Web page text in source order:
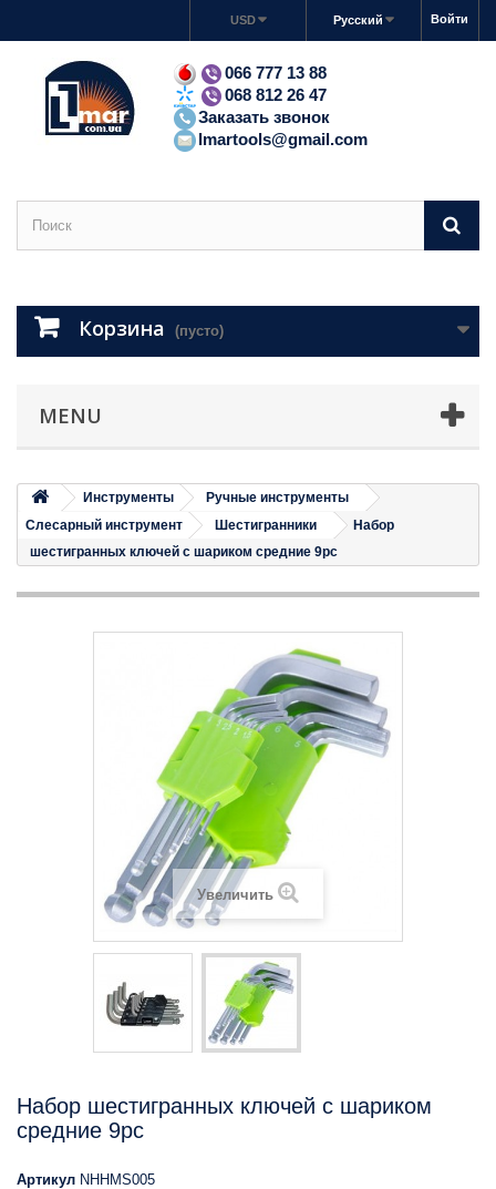
Войти
Русский
USD
066 777 13 88
068 812 26 47
Заказать звонок
lmartools@gmail.com
Корзина (пусто)
MENU
Инструменты
Ручные инструменты
Слесарный инструмент
Шестигранники
Набор
шестигранных ключей с шариком средние 9pc
Увеличить
Набор шестигранных ключей с шариком
средние 9pc
Артикул NHHMS005